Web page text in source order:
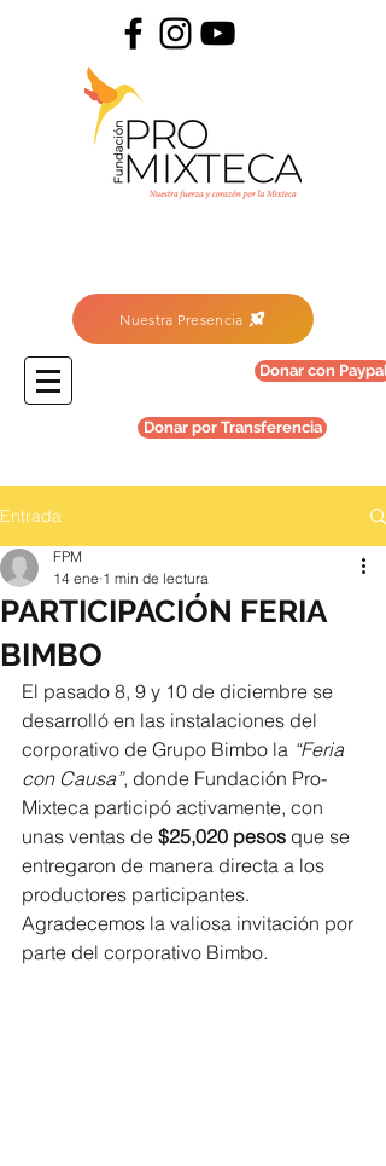
Nuestra Presencia
Donar con Paypal
Donar por Transferencia
Entrada
PARTICIPACIÓN FERIA
BIMBO
FPM
14 ene 1 min de lectura
El pasado 8, 9 y 10 de diciembre se
desarrolló en las instalaciones del
corporativo de Grupo Bimbo la “Feria
con Causa”, donde Fundación Pro-
Mixteca participó activamente, con
unas ventas de $25,020 pesos que se
entregaron de manera directa a los
productores participantes.
Agradecemos la valiosa invitación por
parte del corporativo Bimbo.